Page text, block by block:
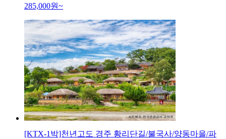
285,000원~
[KTX-1박]천년고도 경주 황리단길/불국사/양동마을/파